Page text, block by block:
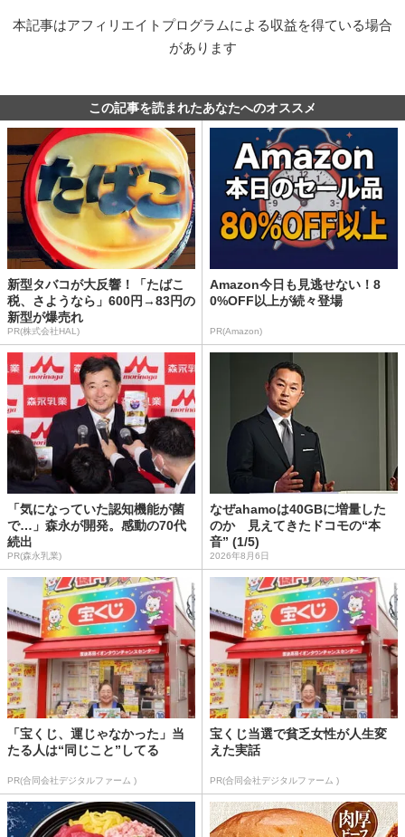
本記事はアフィリエイトプログラムによる収益を得ている場合
があります
この記事を読まれたあなたへのオススメ
新型タバコが大反響！「たばこ
税、さようなら」600円→83円の
新型が爆売れ
PR(株式会社HAL)
Amazon今日も見逃せない！8
0%OFF以上が続々登場
PR(Amazon)
「気になっていた認知機能が菌
で…」森永が開発。感動の70代
続出
PR(森永乳業)
なぜahamoは40GBに増量した
のか 見えてきたドコモの“本
音” (1/5)
2026年8月6日
「宝くじ、運じゃなかった」当
たる人は“同じこと”してる
PR(合同会社デジタルファーム )
宝くじ当選で貧乏女性が人生変
えた実話
PR(合同会社デジタルファーム )